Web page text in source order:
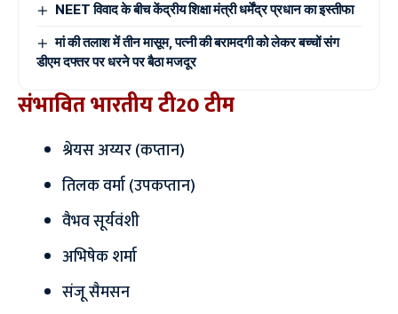
NEET विवाद के बीच केंद्रीय शिक्षा मंत्री धर्मेंद्र प्रधान का इस्तीफा
मां की तलाश में तीन मासूम, पत्नी की बरामदगी को लेकर बच्चों संग
डीएम दफ्तर पर धरने पर बैठा मजदूर
संभावित भारतीय टी20 टीम
श्रेयस अय्यर (कप्तान)
तिलक वर्मा (उपकप्तान)
वैभव सूर्यवंशी
अभिषेक शर्मा
संजू सैमसन